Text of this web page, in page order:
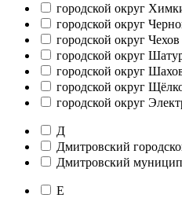
городской округ
городской округ
городской округ Чехов
городской округ
городской округ
городской округ
городской округ
Д
Дмитровский
Дмитровский
Е